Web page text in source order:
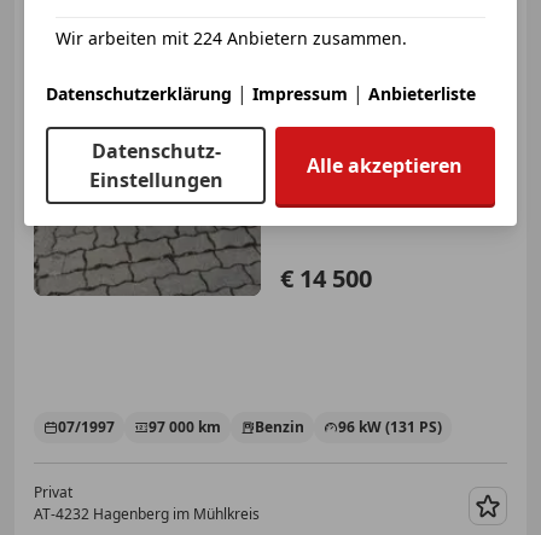
€ 14 500
07/1997 97 000 km Benzin 96 kW (131 PS)
Privat
AT-4232 Hagenberg im Mühlkreis
Wir arbeiten mit 224 Anbietern zusammen.
Datenschutzerklärung | Impressum | Anbieterliste
Datenschutz-
Einstellungen
Alle akzeptieren